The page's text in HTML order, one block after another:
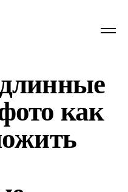
как